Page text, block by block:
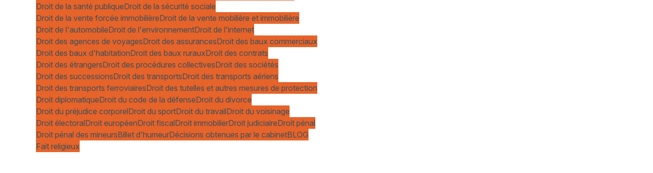
Droit de la santé publiqueDroit de la sécurité sociale
Droit de la vente forcée immobilièreDroit de la vente mobilière et immobilière
Droit de l'automobileDroit de l'environnementDroit de l'internet
Droit des agences de voyagesDroit des assurancesDroit des baux commerciaux
Droit des baux d'habitationDroit des baux rurauxDroit des contrats
Droit des étrangersDroit des procédures collectivesDroit des sociétés
Droit des successionsDroit des transportsDroit des transports aériens
Droit des transports ferroviairesDroit des tutelles et autres mesures de protection
Droit diplomatiqueDroit du code de la défenseDroit du divorce
Droit du préjudice corporelDroit du sportDroit du travailDroit du voisinage
Droit électoralDroit européenDroit fiscalDroit immobilierDroit judiciaireDroit pénal
Droit pénal des mineursBillet d'humeurDécisions obtenues par le cabinetBLOG
Fait religieux